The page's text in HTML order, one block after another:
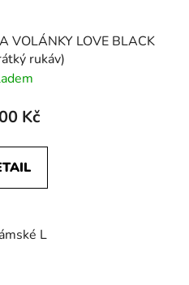
VOLÁNKY LOVE BLACK
rukáv)
Kč
L